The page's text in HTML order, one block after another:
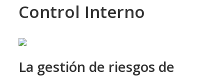
Control Interno
La gestión de riesgos de